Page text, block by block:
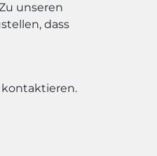
unseren
dass
kontaktieren.